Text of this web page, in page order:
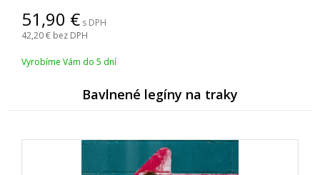
51,90
s DPH
42,20 bez DPH
Vyrobíme Vám do 5 dní
Bavlnené legíny na traky